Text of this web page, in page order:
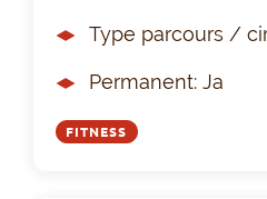
Type parcours /
Permanent: Ja
FITNESS